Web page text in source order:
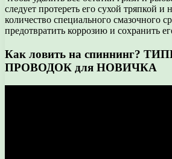
следует протереть его сухой тряпкой и
количество специального смазочного
предотвратить коррозию и сохранить
Как ловить на спиннинг?
ПРОВОДОК для НОВИЧКА